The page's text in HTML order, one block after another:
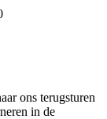
ons terugsturen
in de